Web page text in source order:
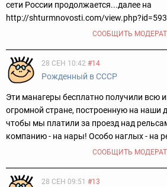
сети России продолжается...далее на
http://shturmnovosti.com/
СООБЩИТЬ
28 СЕН 10:42 #14
Рожденный в СССР
Эти манагеры бесплатно получили всю
огромной стране, построенную на наши
чтобы мы платили за проезд над
компанию - на нары! Особо наглых - на
СООБЩИТЬ
28 СЕН 09:51 #13